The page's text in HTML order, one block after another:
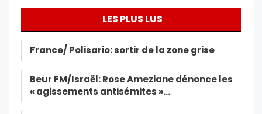
LES PLUS LUS
France/ Polisario: sortir de la zone grise
Beur FM/Israël: Rose Ameziane dénonce les
« agissements antisémites »…